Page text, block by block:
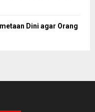
Dini agar Orang